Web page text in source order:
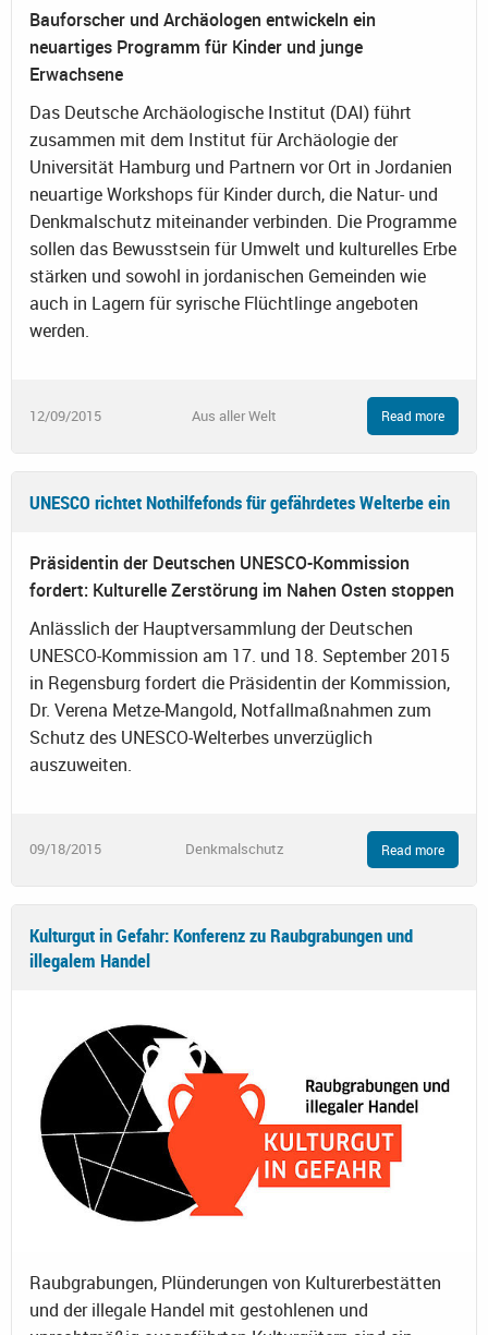
Bauforscher und Archäologen entwickeln ein
neuartiges Programm für Kinder und junge
Erwachsene
Das Deutsche Archäologische Institut (DAI) führt
zusammen mit dem Institut für Archäologie der
Universität Hamburg und Partnern vor Ort in Jordanien
neuartige Workshops für Kinder durch, die Natur- und
Denkmalschutz miteinander verbinden. Die Programme
sollen das Bewusstsein für Umwelt und kulturelles Erbe
stärken und sowohl in jordanischen Gemeinden wie
auch in Lagern für syrische Flüchtlinge angeboten
werden.
12/09/2015 Aus aller Welt Read more
UNESCO richtet Nothilfefonds für gefährdetes Welterbe ein
Präsidentin der Deutschen UNESCO-Kommission
fordert: Kulturelle Zerstörung im Nahen Osten stoppen
Anlässlich der Hauptversammlung der Deutschen
UNESCO-Kommission am 17. und 18. September 2015
in Regensburg fordert die Präsidentin der Kommission,
Dr. Verena Metze-Mangold, Notfallmaßnahmen zum
Schutz des UNESCO-Welterbes unverzüglich
auszuweiten.
09/18/2015 Denkmalschutz Read more
Kulturgut in Gefahr: Konferenz zu Raubgrabungen und
illegalem Handel
Raubgrabungen, Plünderungen von Kulturerbestätten
und der illegale Handel mit gestohlenen und